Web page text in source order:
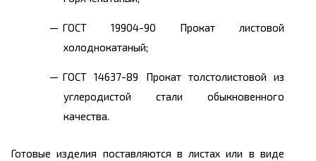
ГОСТ 19904-90 Прокат листовой
холоднокатаный;
ГОСТ 14637-89 Прокат толстолистовой из
углеродистой стали обыкновенного
качества.
Готовые изделия поставляются в листах или в виде